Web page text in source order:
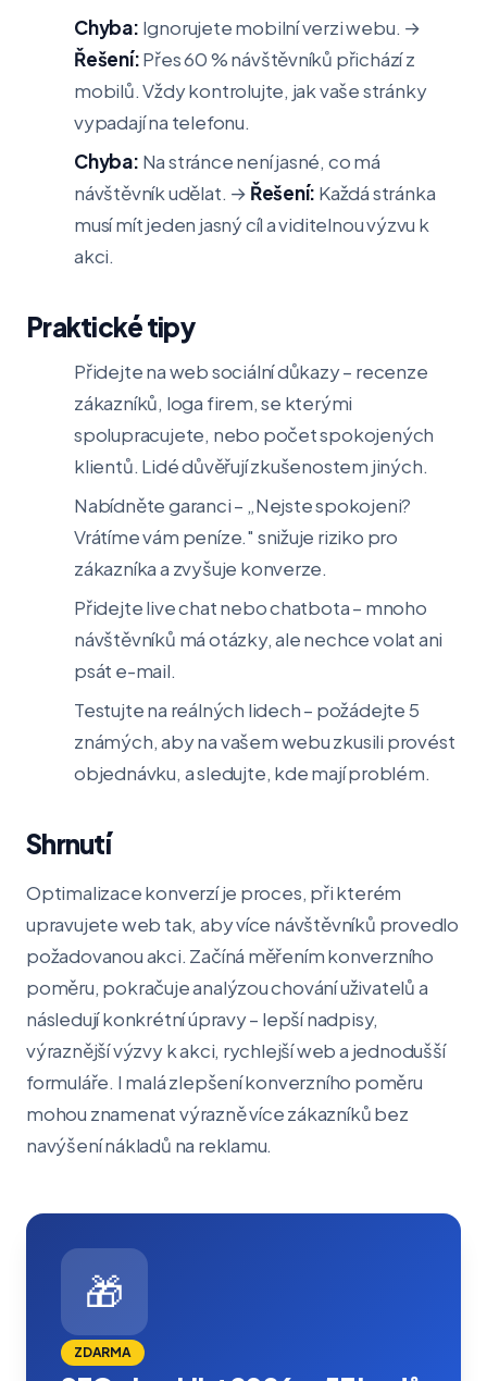
Chyba: Ignorujete mobilní verzi webu. →
Řešení:Přes 60 % návštěvníků přichází z
mobilů. Vždy kontrolujte, jak vaše stránky
vypadají na telefonu.
Chyba: Na stránce není jasné, co má
návštěvník udělat. → Řešení: Každá stránka
musí mít jeden jasný cíl a viditelnou výzvu k
akci.
Praktické tipy
Přidejte na web sociální důkazy – recenze
zákazníků, loga firem, se kterými
spolupracujete, nebo počet spokojených
klientů. Lidé důvěřují zkušenostem jiných.
Nabídněte garanci – „Nejste spokojeni?
Vrátíme vám peníze." snižuje riziko pro
zákazníka a zvyšuje konverze.
Přidejte live chat nebo chatbota – mnoho
návštěvníků má otázky, ale nechce volat ani
psát e-mail.
Testujte na reálných lidech – požádejte 5
známých, aby na vašem webu zkusili provést
objednávku, a sledujte, kde mají problém.
Shrnutí
Optimalizace konverzí je proces, při kterém
upravujete web tak, aby více návštěvníků provedlo
požadovanou akci. Začíná měřením konverzního
poměru, pokračuje analýzou chování uživatelů a
následují konkrétní úpravy – lepší nadpisy,
výraznější výzvy k akci, rychlejší web a jednodušší
formuláře. I malá zlepšení konverzního poměru
mohou znamenat výrazně více zákazníků bez
navýšení nákladů na reklamu.
🎁
ZDARMA